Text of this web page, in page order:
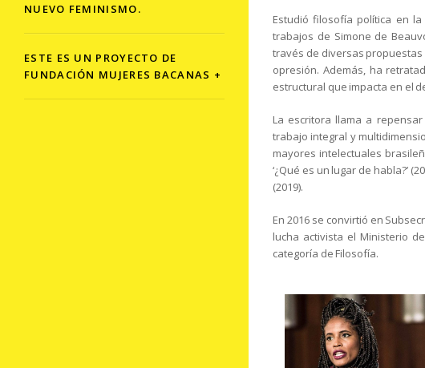
NUEVO FEMINISMO.
ESTE ES UN PROYECTO DE
FUNDACIÓN MUJERES BACANAS +
Estudió filosofía política en
trabajos de Simone de
través de diversas propuestas
opresión. Además, ha
estructural que impacta en el
La escritora llama a
trabajo integral y
mayores intelectuales
‘¿Qué es un lugar de habla?’
(2019).
En 2016 se convirtió en
lucha activista el Ministerio
categoría de Filosofía.